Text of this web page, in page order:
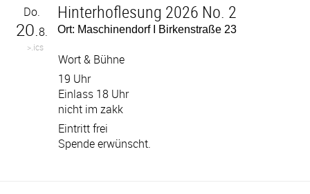
Do.
20.8.
>.ics
Hinterhoflesung 2026 No. 2
Ort: Maschinendorf I Birkenstraße 23
Wort & Bühne
19 Uhr
Einlass 18 Uhr
nicht im zakk
Eintritt frei
Spende erwünscht.